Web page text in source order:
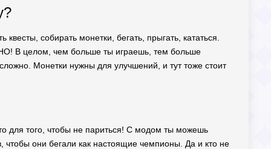
собирать монетки, бегать, прыгать, кататься.
В целом, чем больше ты играешь, тем больше
Монетки нужны для улучшений, и тут тоже стоит
для того, чтобы не париться! С модом ты можешь
чтобы они бегали как настоящие чемпионы. Да и кто не